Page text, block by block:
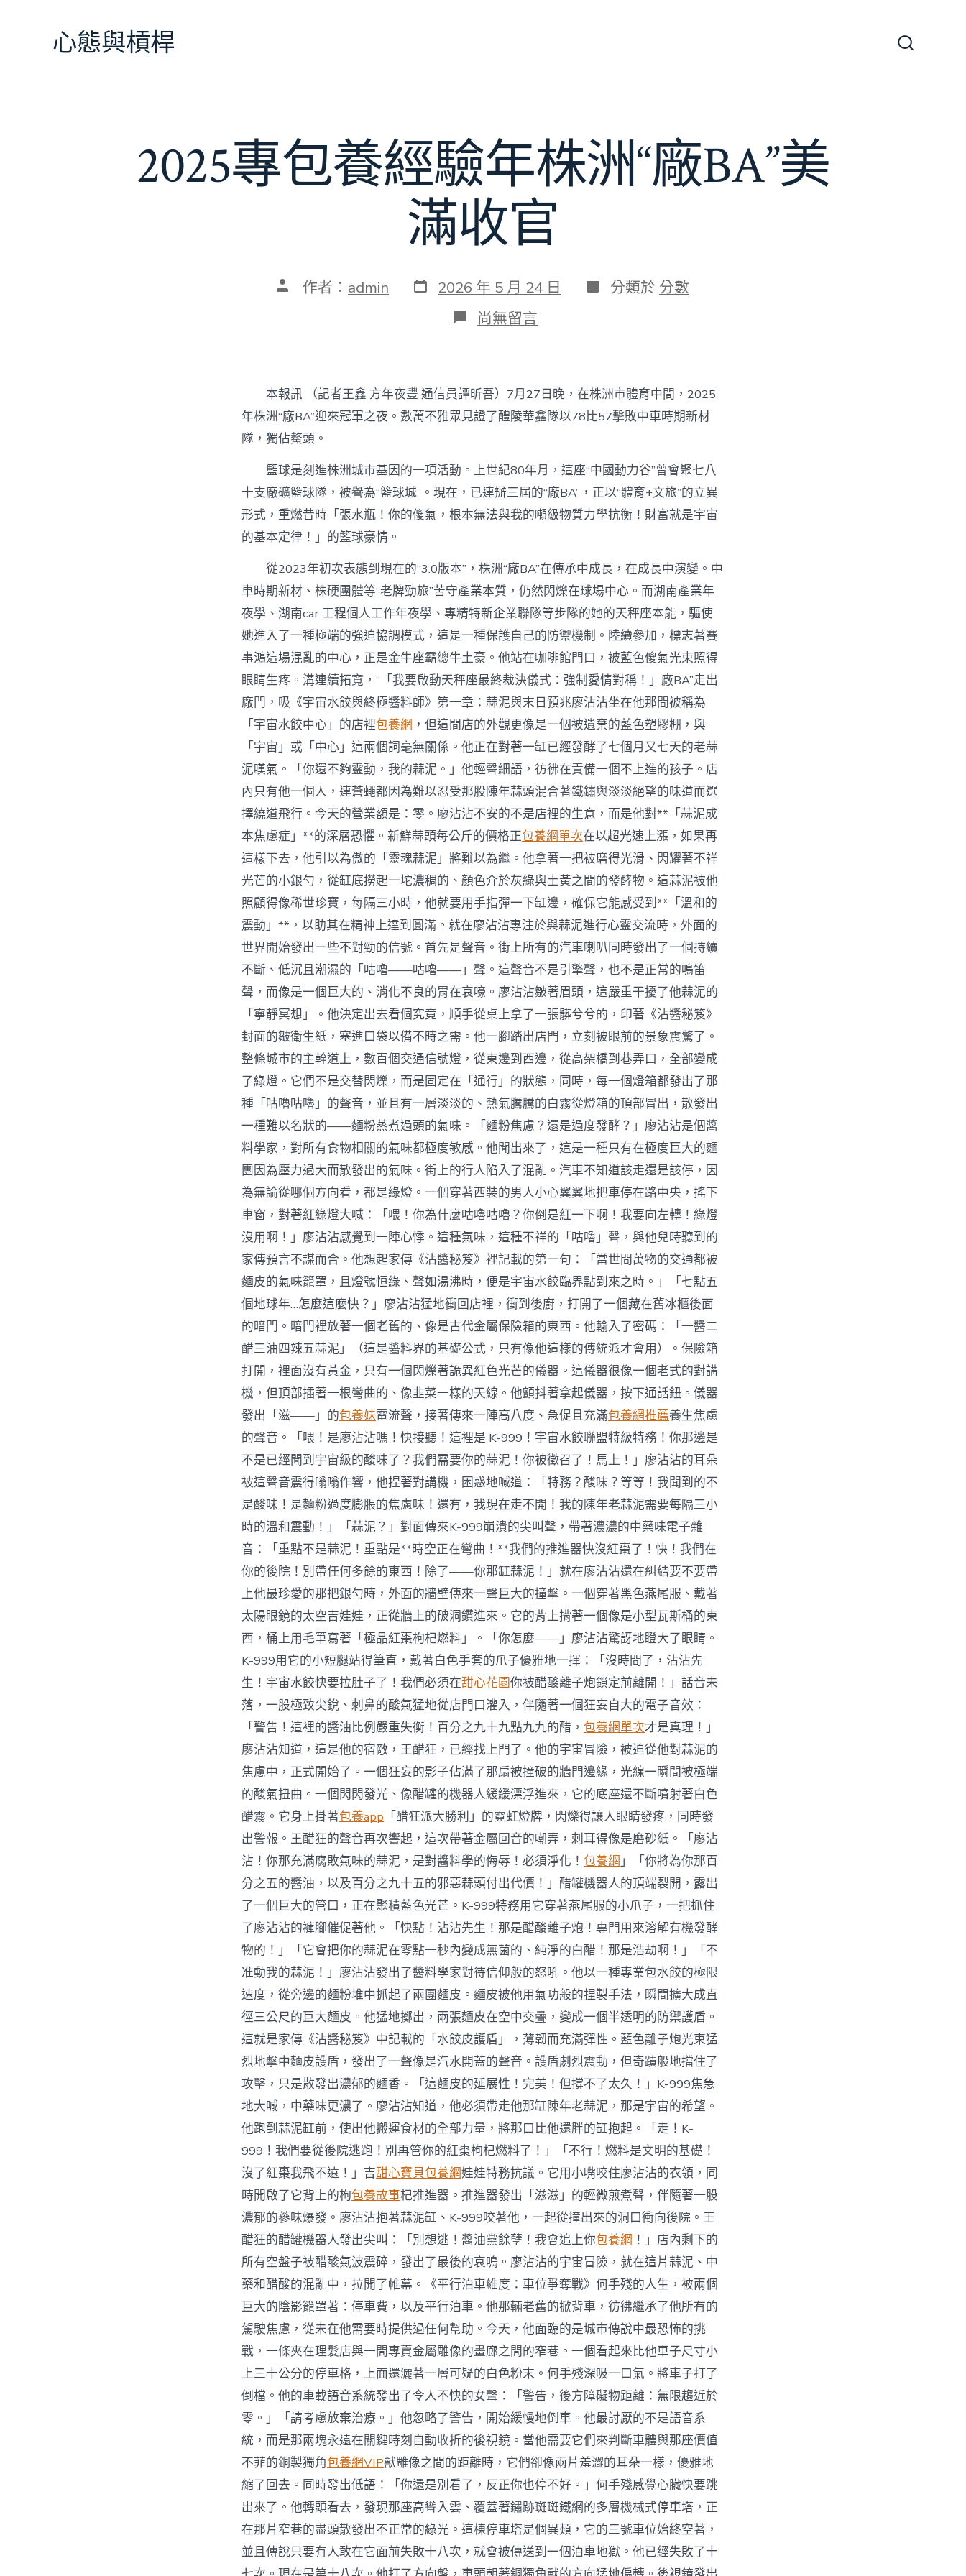
心態與槓桿
2025專包養經驗年株洲“廠BA”美
滿收官
文 作者： admin 發
表
2026 年 5 月 24 日 分
類
分類於 分數
在
〈2025
經
驗
年
“廠
BA”
美
滿
收
尚無留言
本報訊 （記者王鑫 方年夜豐 通信員譚昕吾）7月27日晚，在株洲市體育中間，2025
年株洲“廠BA”迎來冠軍之夜。數萬不雅眾見證了醴陵華鑫隊以78比57擊敗中車時期新材
隊，獨佔鰲頭。
籃球是刻進株洲城市基因的一項活動。上世紀80年月，這座“中國動力谷”曾會聚七八
十支廠礦籃球隊，被譽為“籃球城”。現在，已連辦三屆的“廠BA”，正以“體育+文旅”的立異
形式，重燃昔時「張水瓶！你的傻氣，根本無法與我的噸級物質力學抗衡！財富就是宇宙
的基本定律！」的籃球豪情。
從2023年初次表態到現在的“3.0版本”，株洲“廠BA”在傳承中成長，在成長中演變。中
車時期新材、株硬團體等“老牌勁旅”苦守產業本質，仍然閃爍在球場中心。而湖南產業年
夜學、湖南car 工程個人工作年夜學、專精特新企業聯隊等步隊的她的天秤座本能，驅使
她進入了一種極端的強迫協調模式，這是一種保護自己的防禦機制。陸續參加，標志著賽
事鴻這場混亂的中心，正是金牛座霸總牛土豪。他站在咖啡館門口，被藍色傻氣光束照得
眼睛生疼。溝連續拓寬，“「我要啟動天秤座最終裁決儀式：強制愛情對稱！」廠BA”走出
廠門，吸《宇宙水餃與終極醬料師》第一章：蒜泥與末日預兆廖沾沾坐在他那間被稱為
「宇宙水餃中心」的店裡包養網 ，但這間店的外觀更像是一個被遺棄的藍色塑膠棚，與
「宇宙」或「中心」這兩個詞毫無關係。他正在對著一缸已經發酵了七個月又七天的老蒜
泥嘆氣。「你還不夠靈動，我的蒜泥。」他輕聲細語，彷彿在責備一個不上進的孩子。店
內只有他一個人，連蒼蠅都因為難以忍受那股陳年蒜頭混合著鐵鏽與淡淡絕望的味道而選
擇繞道飛行。今天的營業額是：零。廖沾沾不安的不是店裡的生意，而是他對**「蒜泥成
本焦慮症」**的深層恐懼。新鮮蒜頭每公斤的價格正包養網單次在以超光速上漲，如果再
這樣下去，他引以為傲的「靈魂蒜泥」將難以為繼。他拿著一把被磨得光滑、閃耀著不祥
光芒的小銀勺，從缸底撈起一坨濃稠的、顏色介於灰綠與土黃之間的發酵物。這蒜泥被他
照顧得像稀世珍寶，每隔三小時，他就要用手指彈一下缸邊，確保它能感受到**「溫和的
震動」**，以助其在精神上達到圓滿。就在廖沾沾專注於與蒜泥進行心靈交流時，外面的
世界開始發出一些不對勁的信號。首先是聲音。街上所有的汽車喇叭同時發出了一個持續
不斷、低沉且潮濕的「咕嚕——咕嚕——」聲。這聲音不是引擎聲，也不是正常的鳴笛
聲，而像是一個巨大的、消化不良的胃在哀嚎。廖沾沾皺著眉頭，這嚴重干擾了他蒜泥的
「寧靜冥想」。他決定出去看個究竟，順手從桌上拿了一張髒兮兮的，印著《沾醬秘笈》
封面的皺衛生紙，塞進口袋以備不時之需。他一腳踏出店門，立刻被眼前的景象震驚了。
整條城市的主幹道上，數百個交通信號燈，從東邊到西邊，從高架橋到巷弄口，全部變成
了綠燈。它們不是交替閃爍，而是固定在「通行」的狀態，同時，每一個燈箱都發出了那
種「咕嚕咕嚕」的聲音，並且有一層淡淡的、熱氣騰騰的白霧從燈箱的頂部冒出，散發出
一種難以名狀的——麵粉蒸煮過頭的氣味。「麵粉焦慮？還是過度發酵？」廖沾沾是個醬
料學家，對所有食物相關的氣味都極度敏感。他聞出來了，這是一種只有在極度巨大的麵
團因為壓力過大而散發出的氣味。街上的行人陷入了混亂。汽車不知道該走還是該停，因
為無論從哪個方向看，都是綠燈。一個穿著西裝的男人小心翼翼地把車停在路中央，搖下
車窗，對著紅綠燈大喊：「喂！你為什麼咕嚕咕嚕？你倒是紅一下啊！我要向左轉！綠燈
沒用啊！」廖沾沾感覺到一陣心悸。這種氣味，這種不祥的「咕嚕」聲，與他兒時聽到的
家傳預言不謀而合。他想起家傳《沾醬秘笈》裡記載的第一句：「當世間萬物的交通都被
麵皮的氣味籠罩，且燈號恒綠、聲如湯沸時，便是宇宙水餃臨界點到來之時。」「七點五
個地球年…怎麼這麼快？」廖沾沾猛地衝回店裡，衝到後廚，打開了一個藏在舊冰櫃後面
的暗門。暗門裡放著一個老舊的、像是古代金屬保險箱的東西。他輸入了密碼：「一醬二
醋三油四辣五蒜泥」（這是醬料界的基礎公式，只有像他這樣的傳統派才會用）。保險箱
打開，裡面沒有黃金，只有一個閃爍著詭異紅色光芒的儀器。這儀器很像一個老式的對講
機，但頂部插著一根彎曲的、像韭菜一樣的天線。他顫抖著拿起儀器，按下通話鈕。儀器
發出「滋——」的包養妹電流聲，接著傳來一陣高八度、急促且充滿包養網推薦養生焦慮
的聲音。「喂！是廖沾沾嗎！快接聽！這裡是 K-999！宇宙水餃聯盟特級特務！你那邊是
不是已經聞到宇宙級的酸味了？我們需要你的蒜泥！你被徵召了！馬上！」廖沾沾的耳朵
被這聲音震得嗡嗡作響，他捏著對講機，困惑地喊道：「特務？酸味？等等！我聞到的不
是酸味！是麵粉過度膨脹的焦慮味！還有，我現在走不開！我的陳年老蒜泥需要每隔三小
時的溫和震動！」「蒜泥？」對面傳來K-999崩潰的尖叫聲，帶著濃濃的中藥味電子雜
音：「重點不是蒜泥！重點是**時空正在彎曲！**我們的推進器快沒紅棗了！快！我們在
你的後院！別帶任何多餘的東西！除了——你那缸蒜泥！」就在廖沾沾還在糾結要不要帶
上他最珍愛的那把銀勺時，外面的牆壁傳來一聲巨大的撞擊。一個穿著黑色燕尾服、戴著
太陽眼鏡的太空吉娃娃，正從牆上的破洞鑽進來。它的背上揹著一個像是小型瓦斯桶的東
西，桶上用毛筆寫著「極品紅棗枸杞燃料」。「你怎麼——」廖沾沾驚訝地瞪大了眼睛。
K-999用它的小短腿站得筆直，戴著白色手套的爪子優雅地一揮：「沒時間了，沾沾先
生！宇宙水餃快要拉肚子了！我們必須在甜心花園你被醋酸離子炮鎖定前離開！」話音未
落，一股極致尖銳、刺鼻的酸氣猛地從店門口灌入，伴隨著一個狂妄自大的電子音效：
「警告！這裡的醬油比例嚴重失衡！百分之九十九點九九的醋， 包養網單次才是真理！」
廖沾沾知道，這是他的宿敵，王醋狂，已經找上門了。他的宇宙冒險，被迫從他對蒜泥的
焦慮中，正式開始了。一個狂妄的影子佔滿了那扇被撞破的牆門邊緣，光線一瞬間被極端
的酸氣扭曲。一個閃閃發光、像醋罐的機器人緩緩漂浮進來，它的底座還不斷噴射著白色
醋霧。它身上掛著包養app 「醋狂派大勝利」的霓虹燈牌，閃爍得讓人眼睛發疼，同時發
出警報。王醋狂的聲音再次響起，這次帶著金屬回音的嘲弄，刺耳得像是磨砂紙。「廖沾
沾！你那充滿腐敗氣味的蒜泥，是對醬料學的侮辱！必須淨化！ 包養網」「你將為你那百
分之五的醬油，以及百分之九十五的邪惡蒜頭付出代價！」醋罐機器人的頂端裂開，露出
了一個巨大的管口，正在聚積藍色光芒。K-999特務用它穿著燕尾服的小爪子，一把抓住
了廖沾沾的褲腳催促著他。「快點！沾沾先生！那是醋酸離子炮！專門用來溶解有機發酵
物的！」「它會把你的蒜泥在零點一秒內變成無菌的、純淨的白醋！那是浩劫啊！」「不
准動我的蒜泥！」廖沾沾發出了醬料學家對待信仰般的怒吼。他以一種專業包水餃的極限
速度，從旁邊的麵粉堆中抓起了兩團麵皮。麵皮被他用氣功般的捏製手法，瞬間擴大成直
徑三公尺的巨大麵皮。他猛地擲出，兩張麵皮在空中交疊，變成一個半透明的防禦護盾。
這就是家傳《沾醬秘笈》中記載的「水餃皮護盾」，薄韌而充滿彈性。藍色離子炮光束猛
烈地擊中麵皮護盾，發出了一聲像是汽水開蓋的聲音。護盾劇烈震動，但奇蹟般地擋住了
攻擊，只是散發出濃郁的麵香。「這麵皮的延展性！完美！但撐不了太久！」K-999焦急
地大喊，中藥味更濃了。廖沾沾知道，他必須帶走他那缸陳年老蒜泥，那是宇宙的希望。
他跑到蒜泥缸前，使出他搬運食材的全部力量，將那口比他還胖的缸抱起。「走！K-
999！我們要從後院逃跑！別再管你的紅棗枸杞燃料了！」「不行！燃料是文明的基礎！
沒了紅棗我飛不遠！」吉甜心寶貝包養網娃娃特務抗議。它用小嘴咬住廖沾沾的衣領，同
時開啟了它背上的枸包養故事杞推進器。推進器發出「滋滋」的輕微煎煮聲，伴隨著一股
濃郁的蔘味爆發。廖沾沾抱著蒜泥缸、K-999咬著他，一起從撞出來的洞口衝向後院。王
醋狂的醋罐機器人發出尖叫：「別想逃！醬油黨餘孽！我會追上你包養網 ！」店內剩下的
所有空盤子被醋酸氣波震碎，發出了最後的哀鳴。廖沾沾的宇宙冒險，就在這片蒜泥、中
藥和醋酸的混亂中，拉開了帷幕。《平行泊車維度：車位爭奪戰》何手殘的人生，被兩個
巨大的陰影籠罩著：停車費，以及平行泊車。他那輛老舊的掀背車，彷彿繼承了他所有的
駕駛焦慮，從未在他需要時提供過任何幫助。今天，他面臨的是城市傳說中最恐怖的挑
戰，一條夾在理髮店與一間專賣金屬雕像的畫廊之間的窄巷。一個看起來比他車子尺寸小
上三十公分的停車格，上面還灑著一層可疑的白色粉末。何手殘深吸一口氣。將車子打了
倒檔。他的車載語音系統發出了令人不快的女聲：「警告，後方障礙物距離：無限趨近於
零。」「請考慮放棄治療。」他忽略了警告，開始緩慢地倒車。他最討厭的不是語音系
統，而是那兩塊永遠在關鍵時刻自動收折的後視鏡。當他需要它們來判斷車體與那座價值
不菲的銅製獨角包養網VIP獸雕像之間的距離時，它們卻像兩片羞澀的耳朵一樣，優雅地
縮了回去。同時發出低語：「你還是別看了，反正你也停不好。」何手殘感覺心臟快要跳
出來了。他轉頭看去，發現那座高聳入雲、覆蓋著鏽跡斑斑鐵網的多層機械式停車塔，正
在那片窄巷的盡頭散發出不正常的綠光。這棟停車塔是個異類，它的三號車位始終空著，
並且傳說只要有人敢在它面前失敗十八次，就會被傳送到一個泊車地獄。他已經失敗了十